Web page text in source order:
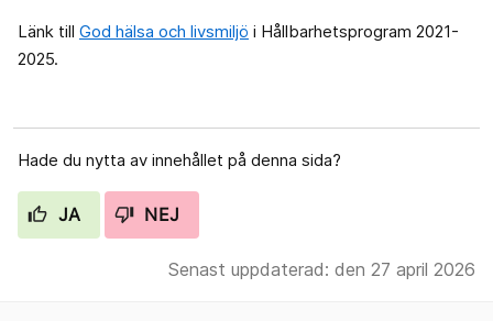
Länk till God hälsa och livsmiljö i Hållbarhetsprogram 2021-
2025.
Hade du nytta av innehållet på denna sida?
JA NEJ
Senast uppdaterad: den 27 april 2026